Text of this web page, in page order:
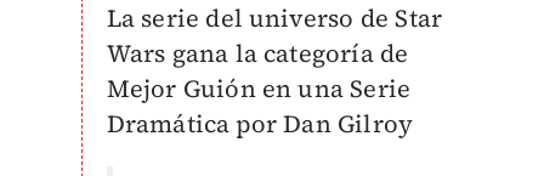
La serie del universo de Star
Wars gana la categoría de
Mejor Guión en una Serie
Dramática por Dan Gilroy